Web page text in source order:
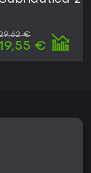
€
19,55 €